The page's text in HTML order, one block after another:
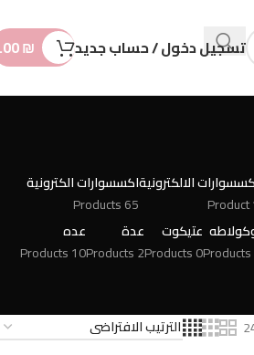
تسجيل دخول / حساب جديد ₪
الالكترونية
1
اكسسوارات الكترونية
65 Products
عتيكوت
0 Products
عدة
2 Products
عده
10 Products